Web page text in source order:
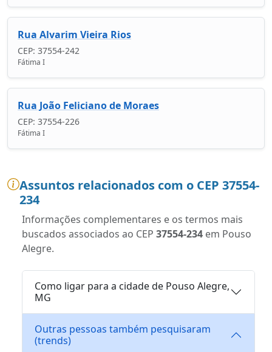
Rua Alvarim Vieira Rios
CEP: 37554-242
Fátima I
Rua João Feliciano de Moraes
CEP: 37554-226
Fátima I
Assuntos relacionados com o CEP 37554-
234
Informações complementares e os termos mais
buscados associados ao CEP 37554-234 em Pouso
Alegre.
Como ligar para a cidade de Pouso Alegre,
MG
Outras pessoas também pesquisaram
(trends)